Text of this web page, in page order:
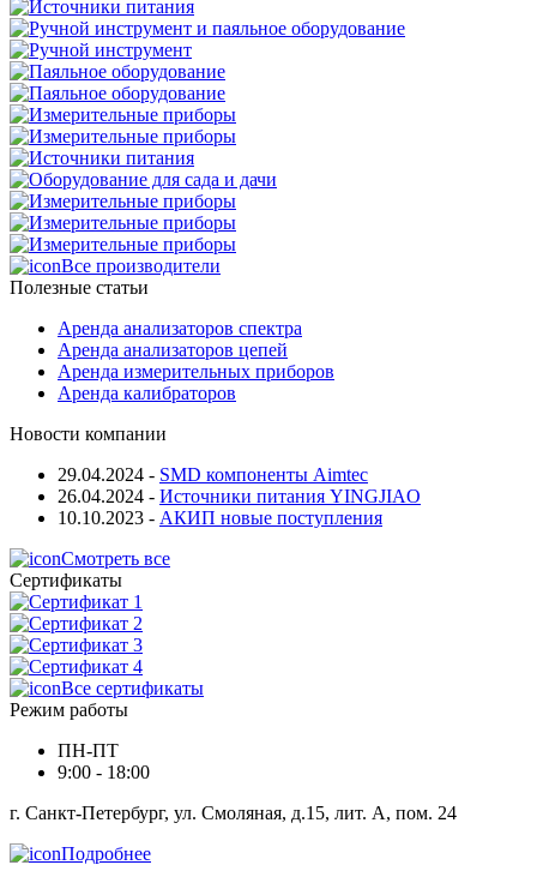
Все производители
Полезные статьи
Аренда анализаторов спектра
Аренда анализаторов цепей
Аренда измерительных приборов
Аренда калибраторов
Новости компании
29.04.2024 - SMD компоненты Aimtec
26.04.2024 - Источники питания YINGJIAO
10.10.2023 - АКИП новые поступления
Смотреть все
Сертификаты
Все сертификаты
Режим работы
ПН-ПТ
9:00 - 18:00
г. Санкт-Петербург, ул. Смоляная, д.15, лит. А, пом. 24
Подробнее